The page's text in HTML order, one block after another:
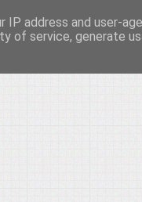
IP address and user-
of service, generate